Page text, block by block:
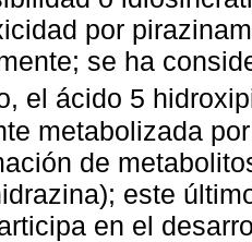
por
se ha
el ácido 5
metabolizada
de
este
en el